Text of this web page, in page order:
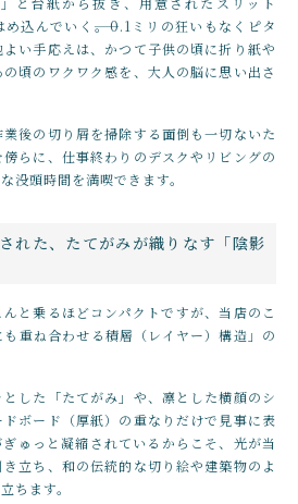
込んでいく――。0.1ミリの狂いもなくピタ
い手応えは、かつて子供の頃に折り紙や
頃のワクワク感を、大人の脳に思い出さ
後の切り屑を掃除する面倒も一切ないた
らに、仕事終わりのデスクやリビングの
没頭時間を満喫できます。
れた、たてがみが織りなす「陰影
と乗るほどコンパクトですが、当店のこ
重ね合わせる積層（レイヤー）構造」の
した「たてがみ」や、凛とした横顔のシ
ボード（厚紙）の重なりだけで見事に表
ゅっと凝縮されているからこそ、光が当
立ち、和の伝統的な切り絵や建築物のよ
ちます。